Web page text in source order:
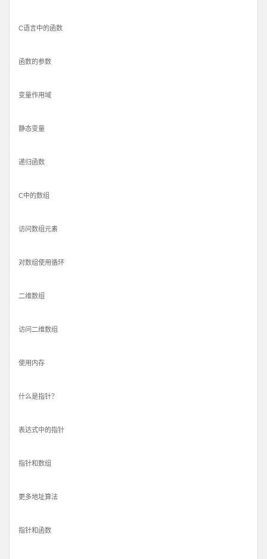
C语言中的函数
函数的参数
变量作用域
静态变量
递归函数
C中的数组
访问数组元素
对数组使用循环
二维数组
访问二维数组
使用内存
什么是指针？
表达式中的指针
指针和数组
更多地址算法
指针和函数